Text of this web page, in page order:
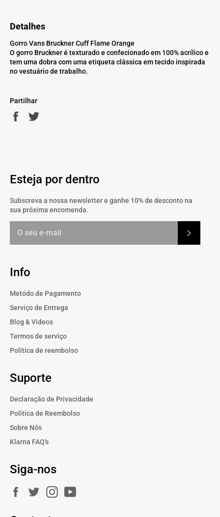
Detalhes
Gorro Vans Bruckner Cuff Flame Orange
O gorro Bruckner é texturado e confecionado em 100% acrílico e
tem uma dobra com uma etiqueta clássica em tecido inspirada
no vestuário de trabalho.
Partilhar
Partilhe
no
Esteja por dentro
Subscreva a nossa newsletter e ganhe 10% de desconto na
sua próxima encomenda.
Info
Metódo de Pagamento
Serviço de Entrega
Blog & Videos
Termos de serviço
Política de reembolso
Suporte
Declaração de Privacidade
Politica de Reembolso
Sobre Nós
Klarna FAQ's
Siga-nos
FacebookTwitterInstagram